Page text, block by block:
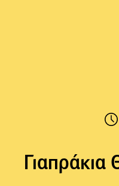
Γιαπράκια